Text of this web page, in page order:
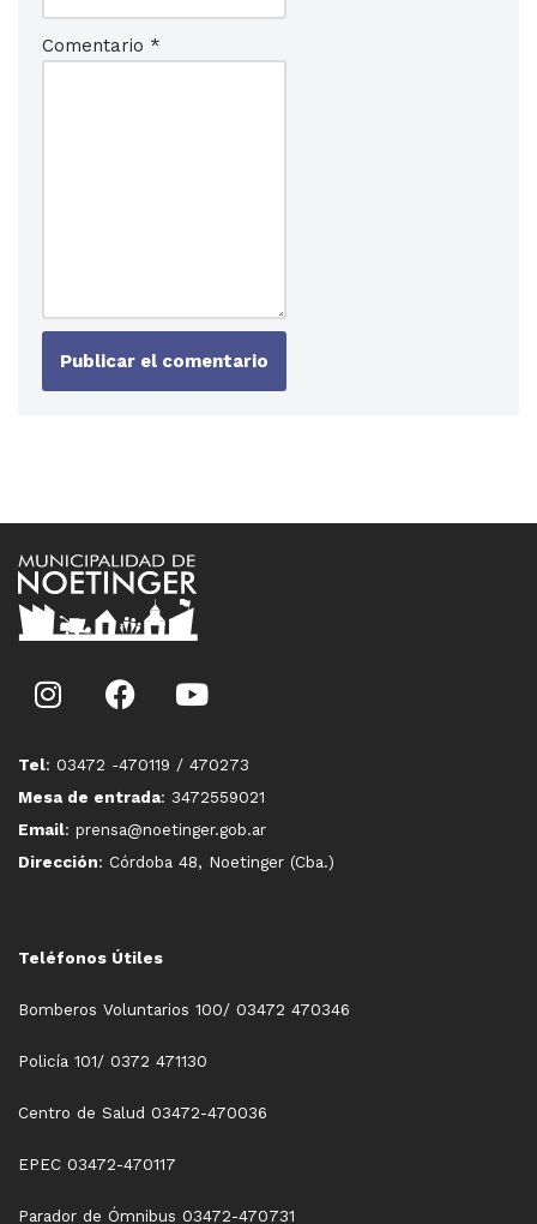
Comentario *
Tel: 03472 -470119 / 470273
Mesa de entrada: 3472559021
Email: prensa@noetinger.gob.ar
Dirección: Córdoba 48, Noetinger (Cba.)
Teléfonos Útiles
Bomberos Voluntarios 100/ 03472 470346
Policía 101/ 0372 471130
Centro de Salud 03472-470036
EPEC 03472-470117
Parador de Ómnibus 03472-470731